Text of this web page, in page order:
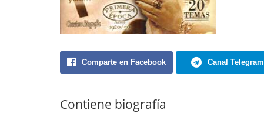
Comparte en Facebook Canal Telegram
Contiene biografía